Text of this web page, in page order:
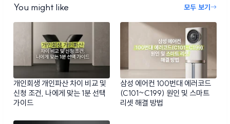
You might like 모두 보기
개인회생 개인파산 차이 비교 및
신청 조건, 나에게 맞는 1분 선택
가이드
삼성 에어컨 100번대 에러코드
(C101~C199) 원인 및 스마트
리셋 해결 방법